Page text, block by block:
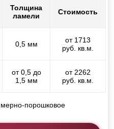
Толщина
ламели
Стоимость
0,5 мм
от 1713
руб. кв.м.
от 0,5 до
1,5 мм
от 2262
руб. кв.м.
порошковое